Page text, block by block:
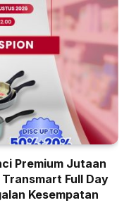
Premium Jutaan
Transmart Full Day
Kesempatan